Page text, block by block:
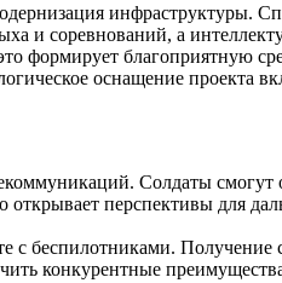
инфраструктуры.
и соревнований, а
формирует благоприятную
оснащение проекта
Солдаты смогут
открывает перспективы для
с беспилотниками. Получение
конкурентные